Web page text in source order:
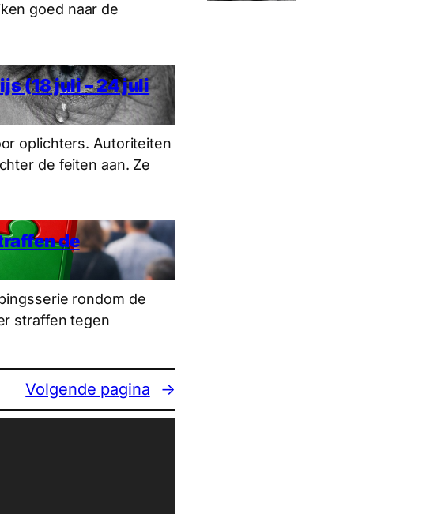
goed naar de
(18 juli – 24 juli
oplichters. Autoriteiten
de feiten aan. Ze
de
rondom de
straffen tegen
Volgende pagina →